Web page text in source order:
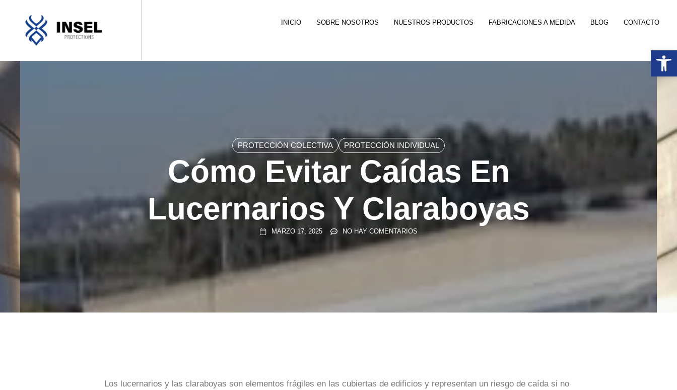
INICIO SOBRE NOSOTROS NUESTROS PRODUCTOS FABRICACIONES A MEDIDA BLOG CONTACTO
PROTECCIÓN COLECTIVA PROTECCIÓN INDIVIDUAL
Cómo Evitar Caídas En
Lucernarios Y Claraboyas
MARZO 17, 2025 NO HAY COMENTARIOS
Los lucernarios y las claraboyas son elementos frágiles en las cubiertas de edificios y representan un riesgo de caída si no
Abrir